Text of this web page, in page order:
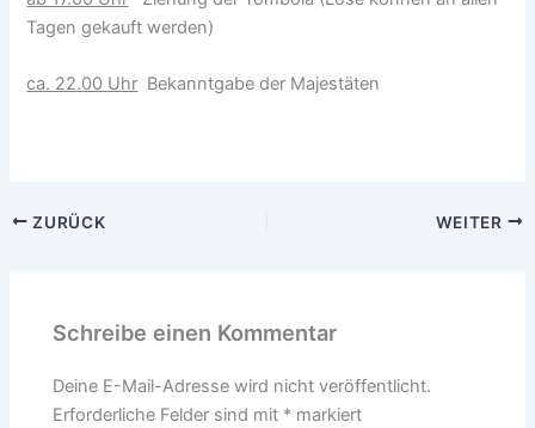
Tagen gekauft werden)
ca. 22.00 Uhr Bekanntgabe der Majestäten
ZURÜCK WEITER
Schreibe einen Kommentar
Deine E-Mail-Adresse wird nicht veröffentlicht.
Erforderliche Felder sind mit * markiert